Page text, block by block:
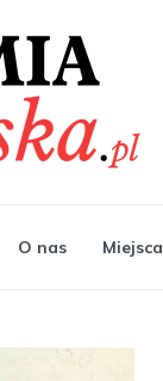
O nas Miejsca